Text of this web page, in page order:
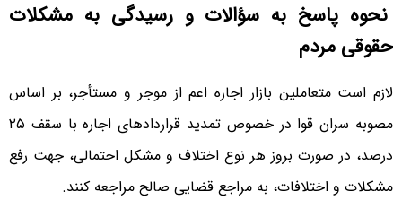
نحوه پاسخ به سؤالات و رسیدگی به مشکلات
حقوقی مردم
لازم است متعاملین بازار اجاره اعم از موجر و مستأجر، بر اساس
مصوبه سران قوا در خصوص تمدید قراردادهای اجاره با سقف ۲۵
درصد، در صورت بروز هر نوع اختلاف و مشکل احتمالی، جهت رفع
مشکلات و اختلافات، به مراجع قضایی صالح مراجعه کنند.